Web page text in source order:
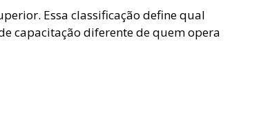
Essa classificação define qual
capacitação diferente de quem opera